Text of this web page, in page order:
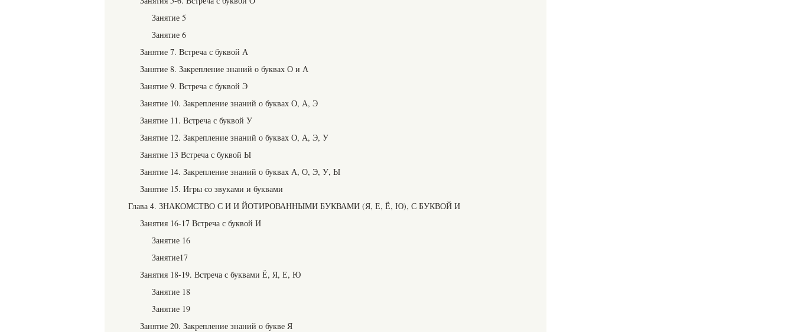
Занятие 5
Занятие 6
Занятие 7. Встреча с буквой А
Занятие 8. Закрепление знаний о буквах О и А
Занятие 9. Встреча с буквой Э
Занятие 10. Закрепление знаний о буквах О, А, Э
Занятие 11. Встреча с буквой У
Занятие 12. Закрепление знаний о буквах О, А, Э, У
Занятие 13 Встреча с буквой Ы
Занятие 14. Закрепление знаний о буквах А, О, Э, У, Ы
Занятие 15. Игры со звуками и буквами
Глава 4. ЗНАКОМСТВО С И И ЙОТИРОВАННЫМИ БУКВАМИ (Я, Е, Ё, Ю), С БУКВОЙ И
Занятия 16-17 Встреча с буквой И
Занятие 16
Занятие17
Занятия 18-19. Встреча с буквами Ё, Я, Е, Ю
Занятие 18
3анятие 19
Занятие 20. Закрепление знаний о букве Я